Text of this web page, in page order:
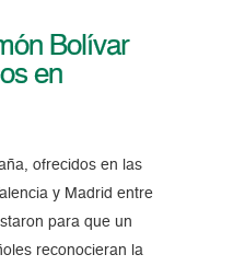
Bolívar
en
ofrecidos en las
y Madrid entre
para que un
reconocieran la